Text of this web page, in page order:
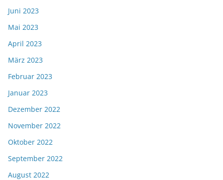
Juni 2023
Mai 2023
April 2023
März 2023
Februar 2023
Januar 2023
Dezember 2022
November 2022
Oktober 2022
September 2022
August 2022